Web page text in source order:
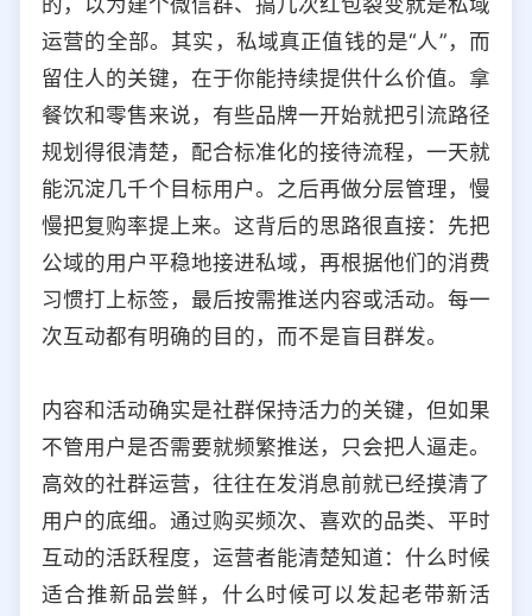
运营的全部。其实，私域真正值钱的是“人”，而
留住人的关键，在于你能持续提供什么价值。拿
餐饮和零售来说，有些品牌一开始就把引流路径
规划得很清楚，配合标准化的接待流程，一天就
能沉淀几千个目标用户。之后再做分层管理，慢
慢把复购率提上来。这背后的思路很直接：先把
公域的用户平稳地接进私域，再根据他们的消费
习惯打上标签，最后按需推送内容或活动。每一
次互动都有明确的目的，而不是盲目群发。
内容和活动确实是社群保持活力的关键，但如果
不管用户是否需要就频繁推送，只会把人逼走。
高效的社群运营，往往在发消息前就已经摸清了
用户的底细。通过购买频次、喜欢的品类、平时
互动的活跃程度，运营者能清楚知道：什么时候
适合推新品尝鲜，什么时候可以发起老带新活